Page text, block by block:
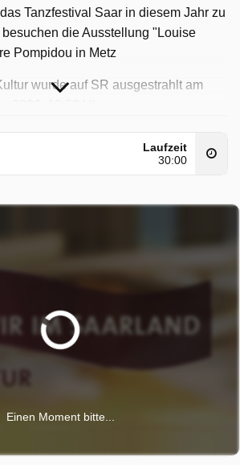
Tanzfestival Saar in diesem Jahr zu
die Ausstellung "Louise
Pompidou in Metz
wurde auf SR ausgestrahlt am
Laufzeit
30:00
Einen Moment bitte...